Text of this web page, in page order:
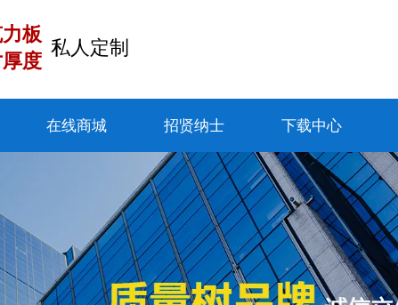
板
度
私人定制
在线商城 招贤纳士 下载中心